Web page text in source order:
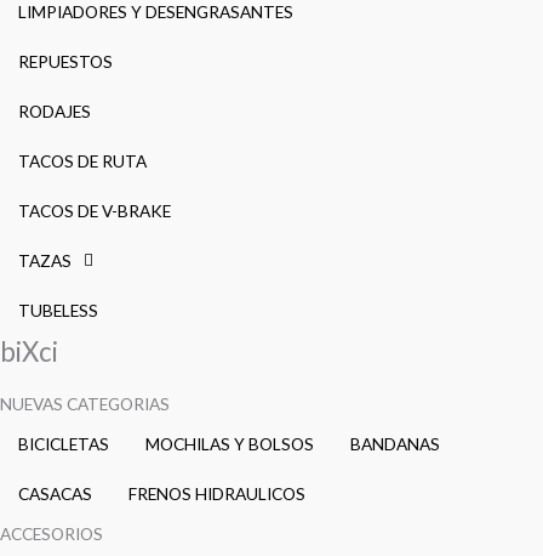
LIMPIADORES Y DESENGRASANTES
REPUESTOS
RODAJES
TACOS DE RUTA
TACOS DE V-BRAKE
TAZAS
TUBELESS
biXci
NUEVAS CATEGORIAS
BICICLETAS
MOCHILAS Y BOLSOS BANDANAS
CASACAS
FRENOS HIDRAULICOS
ACCESORIOS